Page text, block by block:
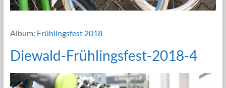
Album: Frühlingsfest 2018
Diewald-Frühlingsfest-2018-4